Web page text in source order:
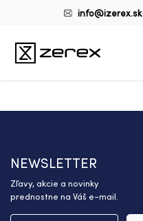
info@izerex.sk
NEWSLETTER
Zľavy, akcie a novinky
prednostne na Váš e-mail.